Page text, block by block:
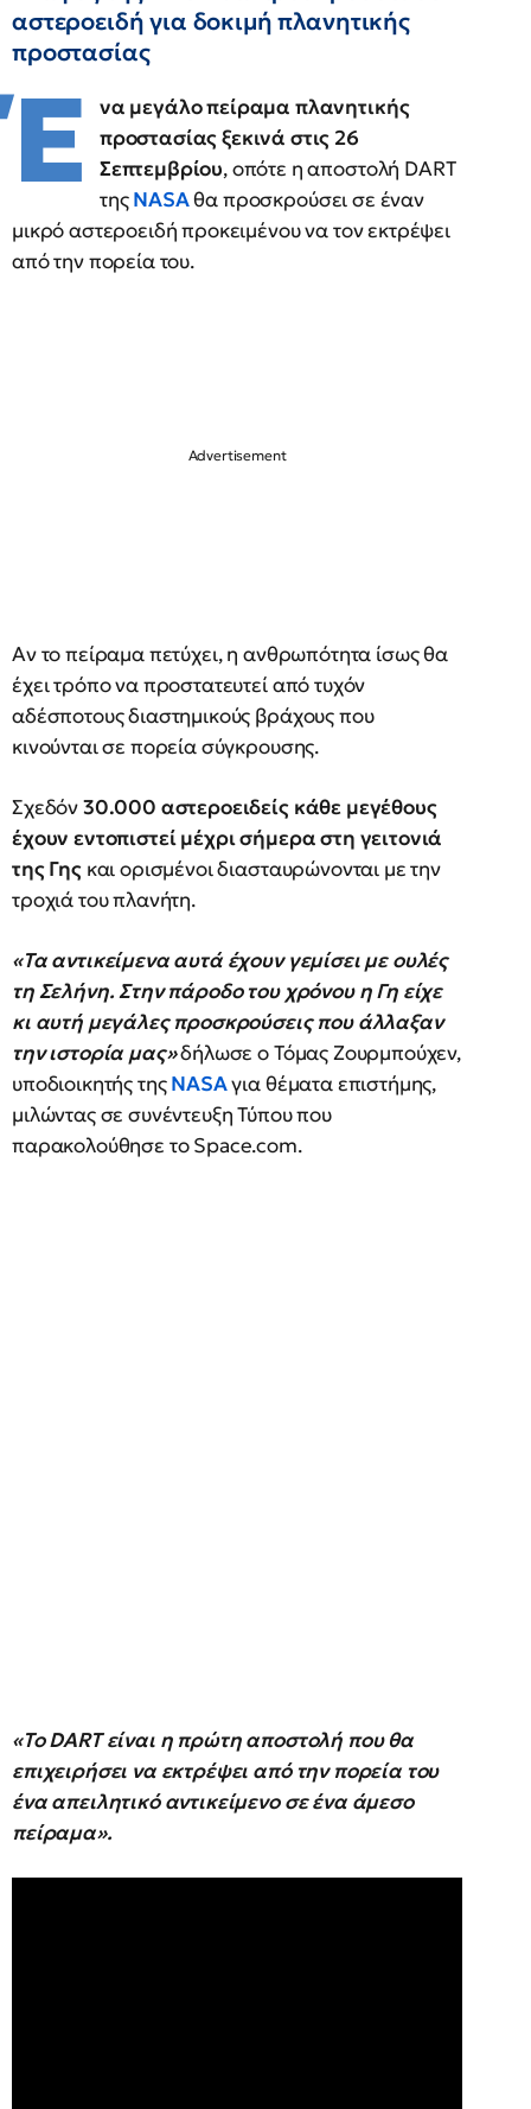
αστεροειδή για δοκιμή πλανητικής
προστασίας
Έ
να μεγάλο πείραμα πλανητικής
προστασίας ξεκινά στις 26
Σεπτεμβρίου, οπότε η αποστολή DART
τηςNASAθα προσκρούσει σε έναν
μικρό αστεροειδή προκειμένου να τον εκτρέψει
από την πορεία του.
Αν το πείραμα πετύχει, η ανθρωπότητα ίσως θα
έχει τρόπο να προστατευτεί από τυχόν
αδέσποτους διαστημικούς βράχους που
κινούνται σε πορεία σύγκρουσης.
Σχεδόν30.000 αστεροειδείς κάθε μεγέθους
έχουν εντοπιστεί μέχρι σήμερα στη γειτονιά
της Γηςκαι ορισμένοι διασταυρώνονται με την
τροχιά του πλανήτη.
«Τα αντικείμενα αυτά έχουν γεμίσει με ουλές
τη Σελήνη. Στην πάροδο του χρόνου η Γη είχε
κι αυτή μεγάλες προσκρούσεις που άλλαξαν
την ιστορία μας»δήλωσε ο Τόμας Ζουρμπούχεν,
υποδιοικητής τηςNASAγια θέματα επιστήμης,
μιλώντας σε συνέντευξη Τύπου που
παρακολούθησε το Space.com.
«Το DART είναι η πρώτη αποστολή που θα
επιχειρήσει να εκτρέψει από την πορεία του
ένα απειλητικό αντικείμενο σε ένα άμεσο
πείραμα».